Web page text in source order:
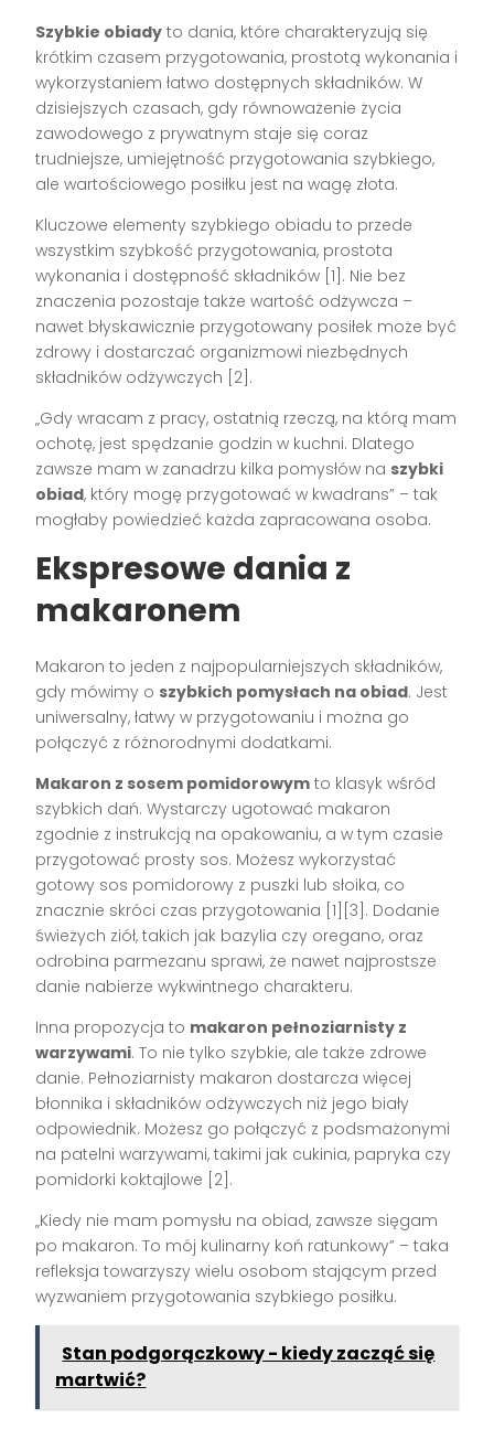
Szybkie obiady to dania, które charakteryzują się
krótkim czasem przygotowania, prostotą wykonania i
wykorzystaniem łatwo dostępnych składników. W
dzisiejszych czasach, gdy równoważenie życia
zawodowego z prywatnym staje się coraz
trudniejsze, umiejętność przygotowania szybkiego,
ale wartościowego posiłku jest na wagę złota.
Kluczowe elementy szybkiego obiadu to przede
wszystkim szybkość przygotowania, prostota
wykonania i dostępność składników [1]. Nie bez
znaczenia pozostaje także wartość odżywcza –
nawet błyskawicznie przygotowany posiłek może być
zdrowy i dostarczać organizmowi niezbędnych
składników odżywczych [2].
„Gdy wracam z pracy, ostatnią rzeczą, na którą mam
ochotę, jest spędzanie godzin w kuchni. Dlatego
zawsze mam w zanadrzu kilka pomysłów na szybki
obiad, który mogę przygotować w kwadrans” – tak
mogłaby powiedzieć każda zapracowana osoba.
Ekspresowe dania z
makaronem
Makaron to jeden z najpopularniejszych składników,
gdy mówimy o szybkich pomysłach na obiad. Jest
uniwersalny, łatwy w przygotowaniu i można go
połączyć z różnorodnymi dodatkami.
Makaron z sosem pomidorowym to klasyk wśród
szybkich dań. Wystarczy ugotować makaron
zgodnie z instrukcją na opakowaniu, a w tym czasie
przygotować prosty sos. Możesz wykorzystać
gotowy sos pomidorowy z puszki lub słoika, co
znacznie skróci czas przygotowania [1][3]. Dodanie
świeżych ziół, takich jak bazylia czy oregano, oraz
odrobina parmezanu sprawi, że nawet najprostsze
danie nabierze wykwintnego charakteru.
Inna propozycja to makaron pełnoziarnisty z
warzywami. To nie tylko szybkie, ale także zdrowe
danie. Pełnoziarnisty makaron dostarcza więcej
błonnika i składników odżywczych niż jego biały
odpowiednik. Możesz go połączyć z podsmażonymi
na patelni warzywami, takimi jak cukinia, papryka czy
pomidorki koktajlowe [2].
„Kiedy nie mam pomysłu na obiad, zawsze sięgam
po makaron. To mój kulinarny koń ratunkowy” – taka
refleksja towarzyszy wielu osobom stającym przed
wyzwaniem przygotowania szybkiego posiłku.
Stan podgorączkowy - kiedy zacząć się
martwić?